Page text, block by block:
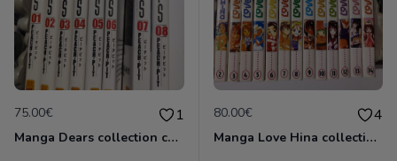
75.00€ 1
Manga Dears collection complète 8 vol
80.00€ 4
Manga Love Hina collection complète